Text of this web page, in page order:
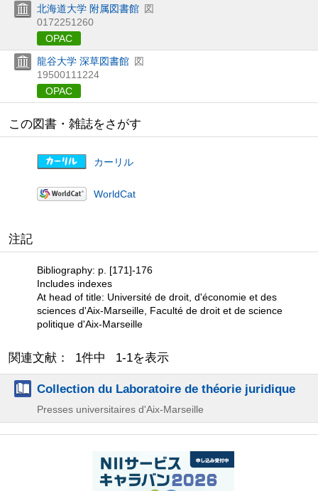
北海道大学 附属図書館 図
0172251260
OPAC
龍谷大学 深草図書館 図
19500111224
OPAC
この図書・雑誌をさがす
カーリル
WorldCat
注記
Bibliography: p. [171]-176
Includes indexes
At head of title: Université de droit, d'économie et des
sciences d'Aix-Marseille, Faculté de droit et de science
politique d'Aix-Marseille
関連文献： 1件中 1-1を表示
Collection du Laboratoire de théorie juridique
Presses universitaires d'Aix-Marseille